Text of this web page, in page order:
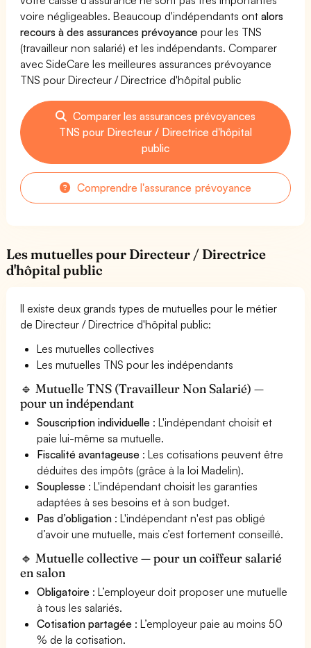
voire négligeables. Beaucoup d'indépendants ontalors
recours à des assurances prévoyance pour les TNS
(travailleur non salarié) et les indépendants. Comparer
avec SideCare les meilleures assurances prévoyance
TNS pour Directeur / Directrice d'hôpital public
Comparer les assurances prévoyances
TNS pour Directeur / Directrice d'hôpital
public
Comprendre l'assurance prévoyance
Les mutuelles pour Directeur / Directrice
d'hôpital public
Il existe deux grands types de mutuelles pour le métier
de Directeur / Directrice d'hôpital public:
Les mutuelles collectives
Les mutuelles TNS pour les indépendants
🔹 Mutuelle TNS (Travailleur Non Salarié) —
pour un indépendant
Souscription individuelle : L'indépendant choisit et
paie lui-même sa mutuelle.
Fiscalité avantageuse : Les cotisations peuvent être
déduites des impôts (grâce à la loi Madelin).
Souplesse : L'indépendant choisit les garanties
adaptées à ses besoins et à son budget.
Pas d’obligation : L'indépendant n'est pas obligé
d’avoir une mutuelle, mais c’est fortement conseillé.
🔹 Mutuelle collective — pour un coiffeur salarié
en salon
Obligatoire : L’employeur doit proposer une mutuelle
à tous les salariés.
Cotisation partagée : L’employeur paie au moins 50
% de la cotisation.